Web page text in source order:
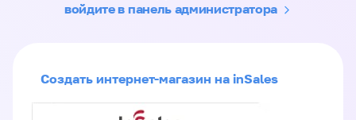
войдите в панель администратора
Создать интернет-магазин на inSales